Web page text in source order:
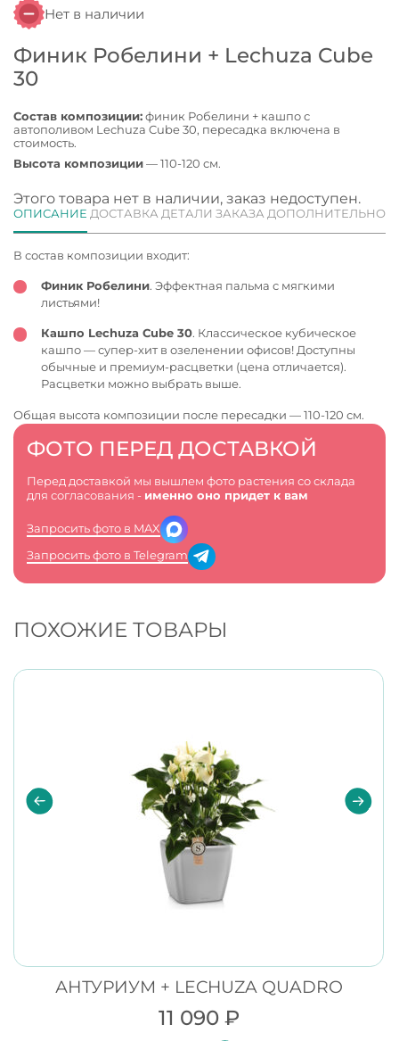
Нет в наличии
Финик Робелини + Lechuza Cube
30
Состав композиции:финик Робелини + кашпо с
автополивом Lechuza Cube 30, пересадка включена в
стоимость.
Высота композиции— 110-120 см.
Этого товара нет в наличии, заказ недоступен.
ФОТО ПЕРЕД ДОСТАВКОЙ
Перед доставкой мы вышлем фото растения со склада
для согласования - именно оно придет к вам
Запросить фото в MAX
Запросить фото в Telegram
ОПИСАНИЕ ДОСТАВКА ДЕТАЛИ ЗАКАЗА ДОПОЛНИТЕЛЬНО
В состав композиции входит:
Финик Робелини. Эффектная пальма с мягкими
листьями!
Кашпо Lechuza Cube 30. Классическое кубическое
кашпо — супер-хит в озеленении офисов! Доступны
обычные и премиум-расцветки (цена отличается).
Расцветки можно выбрать выше.
Общая высота композиции после пересадки — 110-120 см.
ПОХОЖИЕ ТОВАРЫ
АНТУРИУМ + LECHUZA QUADRO
11 090 ₽